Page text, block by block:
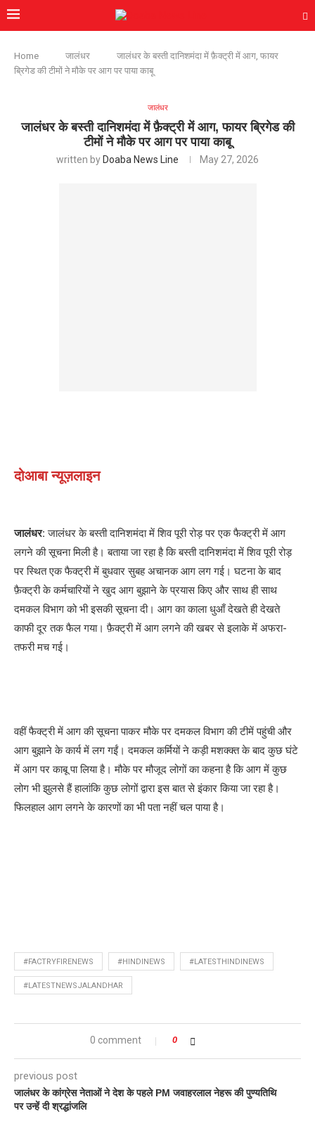
Home जालंधर
जालंधर के बस्ती दानिशमंदा में फ़ैक्ट्री में आग, फायर
ब्रिगेड की टीमों ने मौके पर आग पर पाया काबू
जालंधर
जालंधर के बस्ती दानिशमंदा में फ़ैक्ट्री में आग, फायर ब्रिगेड की
टीमों ने मौके पर आग पर पाया काबू
written by Doaba News Line May 27, 2026
दोआबा न्यूज़लाइन
जालंधर: जालंधर के बस्ती दानिशमंदा में शिव पूरी रोड़ पर एक फैक्ट्री में आग
लगने की सूचना मिली है। बताया जा रहा है कि बस्ती दानिशमंदा में शिव पूरी रोड़
पर स्थित एक फैक्ट्री में बुधवार सुबह अचानक आग लग गई। घटना के बाद
फ़ैक्ट्री के कर्मचारियों ने खुद आग बुझाने के प्रयास किए और साथ ही साथ
दमकल विभाग को भी इसकी सूचना दी। आग का काला धुआँ देखते ही देखते
काफी दूर तक फैल गया। फ़ैक्ट्री में आग लगने की खबर से इलाके में अफरा-
तफरी मच गई।
वहीं फैक्ट्री में आग की सूचना पाकर मौके पर दमकल विभाग की टीमें पहुंची और
आग बुझाने के कार्य में लग गईं। दमकल कर्मियों ने कड़ी मशक्क्त के बाद कुछ घंटे
में आग पर काबू पा लिया है। मौके पर मौजूद लोगों का कहना है कि आग में कुछ
लोग भी झुलसे हैं हालांकि कुछ लोगों द्वारा इस बात से इंकार किया जा रहा है।
फिलहाल आग लगने के कारणों का भी पता नहीं चल पाया है।
#FACTRYFIRENEWS #HINDINEWS #LATESTHINDINEWS
#LATESTNEWSJALANDHAR
0 comment 0
previous post
जालंधर के कांग्रेस नेताओं ने देश के पहले PM जवाहरलाल नेहरू की पुण्यतिथि
पर उन्हें दी श्रद्धांजलि